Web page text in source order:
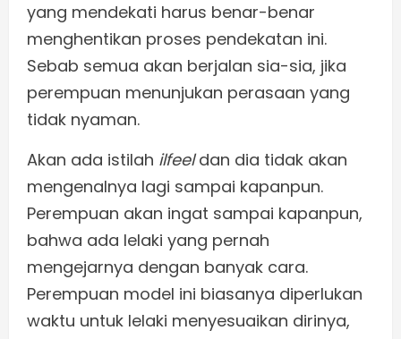
yang mendekati harus benar-benar
menghentikan proses pendekatan ini.
Sebab semua akan berjalan sia-sia, jika
perempuan menunjukan perasaan yang
tidak nyaman.
Akan ada istilah ilfeeldan dia tidak akan
mengenalnya lagi sampai kapanpun.
Perempuan akan ingat sampai kapanpun,
bahwa ada lelaki yang pernah
mengejarnya dengan banyak cara.
Perempuan model ini biasanya diperlukan
waktu untuk lelaki menyesuaikan dirinya,